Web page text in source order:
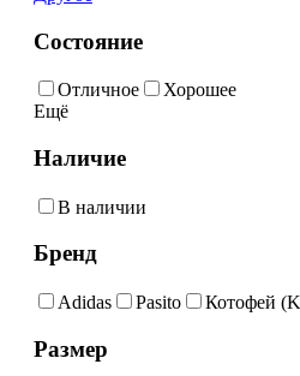
Состояние
Отличное
Хорошее
Ещё
Наличие
В наличии
Бренд
Adidas Pasito Котофей
Размер